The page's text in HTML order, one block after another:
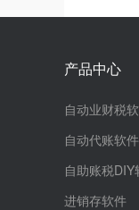
产品中心
自动业财税
自动代账软件
自助账税DIY
进销存软件